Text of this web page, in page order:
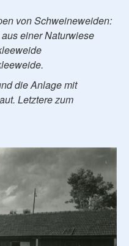
von Schweineweiden:
einer Naturwiese
die Anlage mit
Letztere zum